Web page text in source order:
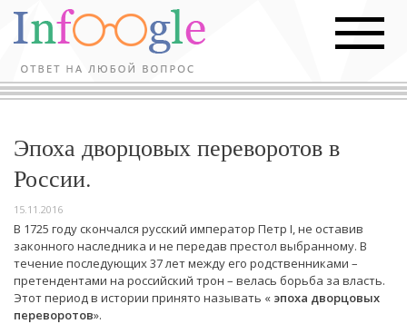
Эпоха дворцовых переворотов в
России.
15.11.2016
В 1725 году скончался русский император Петр I, не оставив
законного наследника и не передав престол выбранному. В
течение последующих 37 лет между его родственниками –
претендентами на российский трон – велась борьба за власть.
Этот период в истории принято называть « эпоха дворцовых
переворотов».